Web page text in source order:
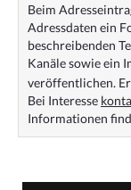
Beim
Adressdaten ein
beschreibenden
Kanäle sowie ein
veröffentlichen.
Bei Interesse
Informationen